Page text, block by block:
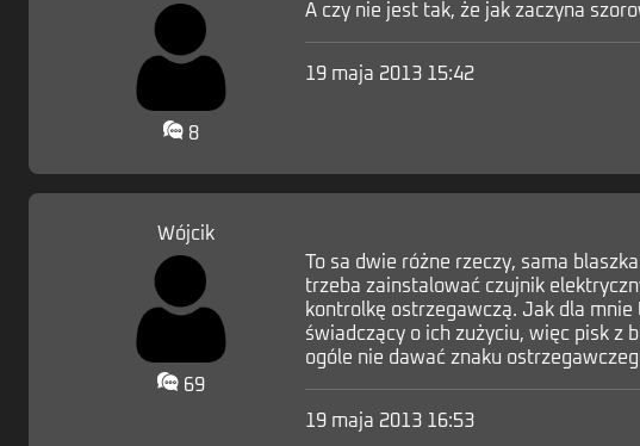
8
A czy nie jest tak, że jak zaczyna
19 maja 2013 15:42
Wójcik
69
To sa dwie różne rzeczy, sama
trzeba zainstalować czujnik
kontrolkę ostrzegawczą. Jak dla mnie
świadczący o ich zużyciu, więc pisk z
ogóle nie dawać znaku
19 maja 2013 16:53